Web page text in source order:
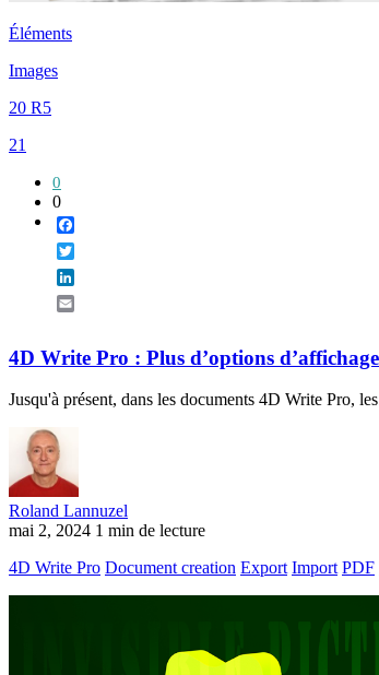
Éléments
Images
20 R5
21
0
0
4D Write Pro : Plus d’options
Jusqu'à présent, dans les documents 4D Write Pro,
Roland Lannuzel
mai 2, 2024 1 min de lecture
4D Write Pro Document creation Export Import PDF